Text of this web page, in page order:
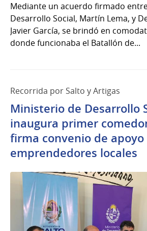
Mediante un acuerdo firmado
Desarrollo Social, Martín Lema, y
Javier García, se brindó en
donde funcionaba el Batallón de...
Recorrida por Salto y Artigas
Ministerio de Desarrollo
inaugura primer
firma convenio de apoyo
emprendedores locales